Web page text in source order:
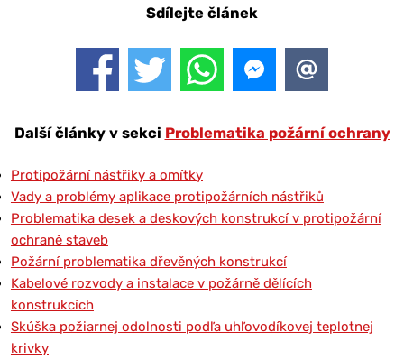
Sdílejte článek
Další články v sekci Problematika požární ochrany
Protipožární nástřiky a omítky
Vady a problémy aplikace protipožárních nástřiků
Problematika desek a deskových konstrukcí v protipožární
ochraně staveb
Požární problematika dřevěných konstrukcí
Kabelové rozvody a instalace v požárně dělících
konstrukcích
Skúška požiarnej odolnosti podľa uhľovodíkovej teplotnej
krivky